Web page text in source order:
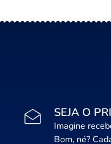
SEJA O
Imagine
Bom, né?